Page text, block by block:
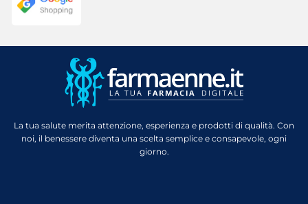
La tua salute merita attenzione, esperienza e prodotti di qualità. Con
noi, il benessere diventa una scelta semplice e consapevole, ogni
giorno.